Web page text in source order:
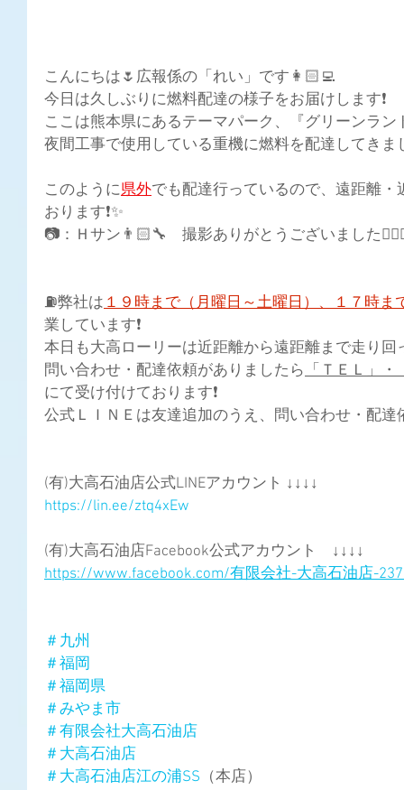
こんにちは🌷広報係の「れい」です👩🏻‍💻
今日は久しぶりに燃料配達の様子をお届けします❗
ここは熊本県にあるテーマパーク、『グリーンラン
夜間工事で使用している重機に燃料を配達してきま
このように県外でも配達行っているので、遠距離・
おります❗✨
📷：Ｈサン👨🏻‍🔧　撮影ありがとうございました
⛽弊社は１９時まで（月曜日～土曜日）、１７時ま
業しています❗
本日も大高ローリーは近距離から遠距離まで走り回
問い合わせ・配達依頼がありましたら「ＴＥＬ」・
にて受け付けております❗
公式ＬＩＮＥは友達追加のうえ、問い合わせ・配
(有)大高石油店公式LINEアカウント ↓↓↓↓
https://lin.ee/ztq4xEw
(有)大高石油店Facebook公式アカウント　↓↓↓↓
https://www.facebook.com/有限会社-大高石油店-
＃九州
＃福岡
＃福岡県
＃みやま市
＃有限会社大高石油店
＃大高石油店
＃大高石油店江の浦SS （本店）